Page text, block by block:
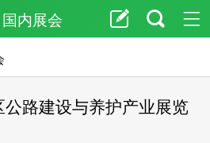
国内展会
路建设与养护产业展览